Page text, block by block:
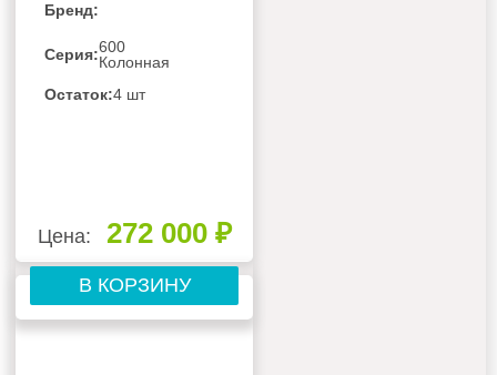
Бренд:
Серия:600
Колонная
Остаток:4 шт
Цена: 272 000 ₽
В КОРЗИНУ